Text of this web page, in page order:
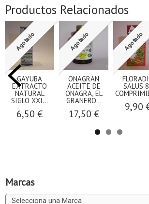
Marcas
Productos Relacionados
Agotado
GAYUBA
EXTRACTO
NATURAL
SIGLO XXI...
6,50 €
Agotado
ONAGRAN
ACEITE DE
ONAGRA, EL
GRANERO...
17,50 €
Agotado
SALUS
9,90